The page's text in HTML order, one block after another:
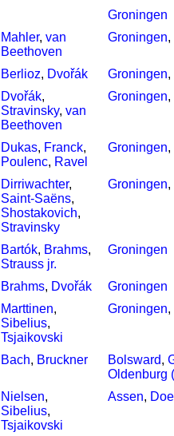
Groningen
Mahler, van
Beethoven
Groningen,
Berlioz, Dvořák Groningen,
Dvořák,
Stravinsky, van
Beethoven
Groningen,
Dukas, Franck,
Poulenc, Ravel
Groningen,
Dirriwachter,
Saint-Saëns,
Shostakovich,
Stravinsky
Groningen,
Bartók, Brahms,
Strauss jr.
Groningen
Brahms, Dvořák
Groningen
Marttinen,
Sibelius,
Tsjaikovski
Groningen,
Bach, Bruckner Bolsward,
Oldenburg
Nielsen,
Sibelius,
Tsjaikovski
Assen,